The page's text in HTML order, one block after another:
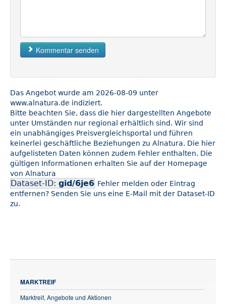
Kommentar senden
Das Angebot wurde am 2026-08-09 unter
www.alnatura.de indiziert.
Bitte beachten Sie, dass die hier dargestellten Angebote
unter Umständen nur regional erhältlich sind. Wir sind
ein unabhängiges Preisvergleichsportal und führen
keinerlei geschäftliche Beziehungen zu Alnatura. Die hier
aufgelisteten Daten können zudem Fehler enthalten. Die
gültigen Informationen erhalten Sie auf der Homepage
von Alnatura
Dataset-ID: gid/6je6 Fehler melden oder Eintrag
entfernen? Senden Sie uns eine E-Mail mit der Dataset-ID
zu.
MARKTREIF
Marktreif, Angebote und Aktionen